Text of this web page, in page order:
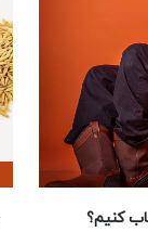
کنیم؟